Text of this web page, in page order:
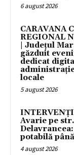
6 august 2026
CARAVANA
REGIONAL
| Județul
găzduit
dedicat
locale
5 august 2026
Avarie pe
potabilă
4 august 2026